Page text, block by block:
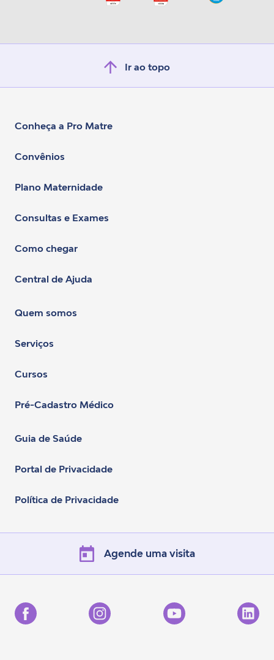
Ir ao topo
Conheça a Pro Matre
Convênios
Plano Maternidade
Consultas e Exames
Como chegar
Central de Ajuda
Quem somos
Serviços
Cursos
Pré-Cadastro Médico
Guia de Saúde
Portal de Privacidade
Política de Privacidade
Agende uma visita